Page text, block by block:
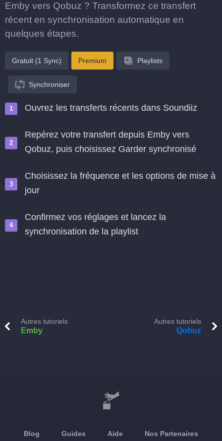
Emby vers Qobuz ? Transformez ce transfert
récent en synchronisation automatique en
quelques étapes.
Gratuit (1 Sync) Premium Playlists
Synchroniser
Ouvrez les transferts récents dans Soundiiz
Repérez votre transfert depuis Emby vers
Qobuz, puis choisissez Garder synchronisé
Choisissez la fréquence et les options de mise à
jour
Confirmez vos réglages et lancez la
synchronisation de la playlist
Autres tutoriels
Emby
Autres tutoriels
Qobuz
Blog Guides Aide Nos Partenaires